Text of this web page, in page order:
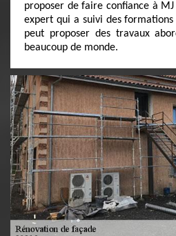
proposer de faire confiance à
expert qui a suivi des formations
peut proposer des travaux
beaucoup de monde.